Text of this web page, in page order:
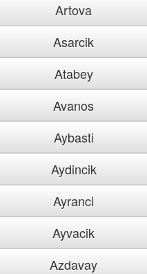
Artova
Asarcik
Atabey
Avanos
Aybasti
Aydincik
Ayranci
Ayvacik
Azdavay